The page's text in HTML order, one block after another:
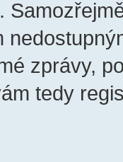
zprávy,
tedy